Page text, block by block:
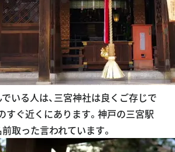
いる人は、三宮神社は良くご存じで
ぐ近くにあります。神戸の三宮駅
取った言われています。